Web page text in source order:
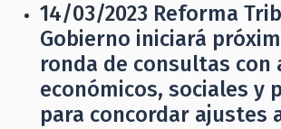
14/03/2023 Reforma
Gobierno iniciará
ronda de consultas con
económicos, sociales y
para concordar ajustes